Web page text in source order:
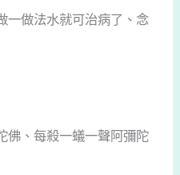
一做法水就可治病了、念
佛、每殺一蟻一聲阿彌陀